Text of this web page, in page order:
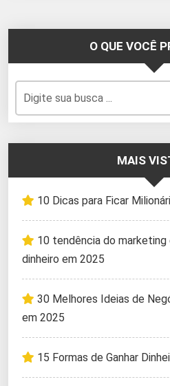
O QUE VOCÊ
MAIS
10 Dicas para Ficar
10 tendência do marketing
dinheiro em 2025
30 Melhores Ideias de
em 2025
15 Formas de Ganhar